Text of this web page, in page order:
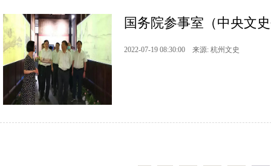
国务院参事室（中央文
2022-07-19 08:30:00 来源: 杭州文史